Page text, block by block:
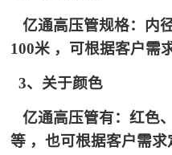
亿通高压管规格：内
100米 ，可根据客户需
3、关于颜色
亿通高压管有：红色
等 ，也可根据客户需求